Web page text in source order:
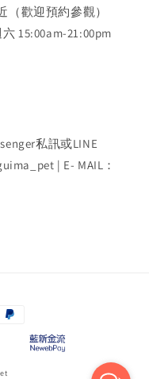
歡迎預約參觀）
15:00am-21:00pm
私訊或LINE
| E- MAIL：